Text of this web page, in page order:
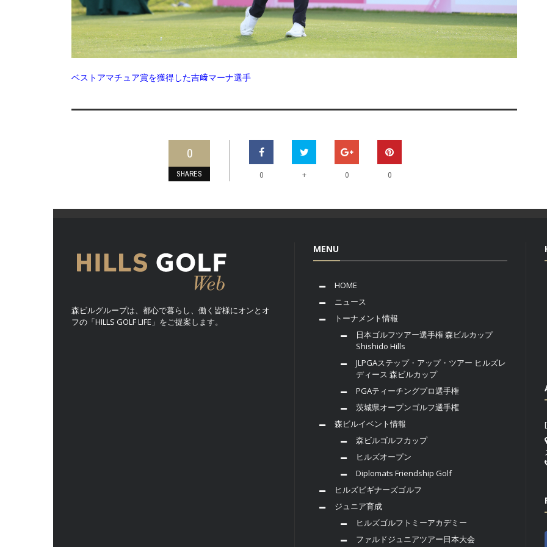
ベストアマチュア賞を獲得した吉﨑マーナ選手
0
SHARES 0 + 0 0
森ビルグループは、都心で暮らし、働く皆様にオンとオ
フの「HILLS GOLF LIFE」をご提案します。
MENU
HOME
ニュース
トーナメント情報
日本ゴルフツアー選手権 森ビルカップ
Shishido Hills
JLPGAステップ・アップ・ツアー ヒルズレ
ディース 森ビルカップ
PGAティーチングプロ選手権
茨城県オープンゴルフ選手権
森ビルイベント情報
森ビルゴルフカップ
ヒルズオープン
Diplomats Friendship Golf
ヒルズビギナーズゴルフ
ジュニア育成
ヒルズゴルフトミーアカデミー
ファルドジュニアツアー日本大会